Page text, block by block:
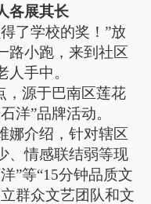
各展其长
了学校的奖！”放
路小跑，来到社区
手中。
，源于巴南区莲花
洋”品牌活动。
娜介绍，针对辖区
、情感联结弱等现
”等“15分钟品质文
群众文艺团队和文